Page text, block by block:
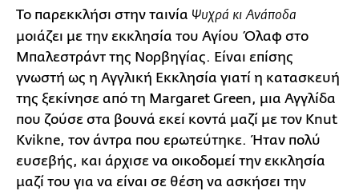
Το παρεκκλήσι στην ταινία Ψυχρά κι Ανάποδα
μοιάζει με την εκκλησία του Αγίου Όλαφ στο
Μπαλεστράντ της Νορβηγίας. Είναι επίσης
γνωστή ως η Αγγλική Εκκλησία γιατί η κατασκευή
της ξεκίνησε από τη Margaret Green, μια Αγγλίδα
που ζούσε στα βουνά εκεί κοντά μαζί με τον Knut
Kvikne, τον άντρα που ερωτεύτηκε. Ήταν πολύ
ευσεβής, και άρχισε να οικοδομεί την εκκλησία
μαζί του για να είναι σε θέση να ασκήσει την